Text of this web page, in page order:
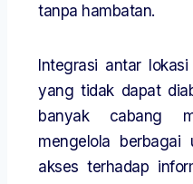
tanpa hambatan.
Integrasi antar
yang tidak dapat
banyak cabang
mengelola berbagai
akses terhadap